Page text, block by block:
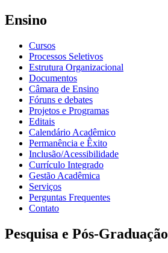
Ensino
Cursos
Processos Seletivos
Estrutura Organizacional
Documentos
Câmara de Ensino
Fóruns e debates
Projetos e Programas
Editais
Calendário Acadêmico
Permanência e Êxito
Inclusão/Acessibilidade
Currículo Integrado
Gestão Acadêmica
Serviços
Perguntas Frequentes
Contato
Pesquisa e Pós-Graduação